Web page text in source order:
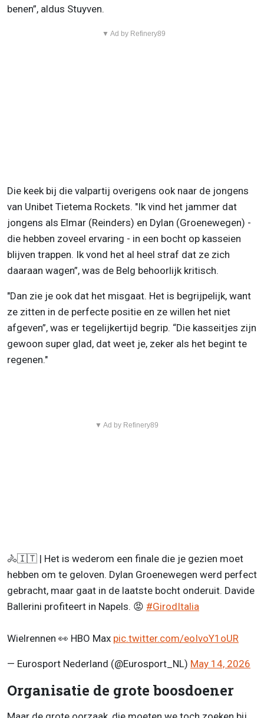
benen”, aldus Stuyven.
▼ Ad by Refinery89
Die keek bij die valpartij overigens ook naar de jongens
van Unibet Tietema Rockets. "Ik vind het jammer dat
jongens als Elmar (Reinders) en Dylan (Groenewegen) -
die hebben zoveel ervaring - in een bocht op kasseien
blijven trappen. Ik vond het al heel straf dat ze zich
daaraan wagen”, was de Belg behoorlijk kritisch.
"Dan zie je ook dat het misgaat. Het is begrijpelijk, want
ze zitten in de perfecte positie en ze willen het niet
afgeven”, was er tegelijkertijd begrip. “Die kasseitjes zijn
gewoon super glad, dat weet je, zeker als het begint te
regenen."
▼ Ad by Refinery89
🚴🇮🇹 | Het is wederom een finale die je gezien moet
hebben om te geloven. Dylan Groenewegen werd perfect
gebracht, maar gaat in de laatste bocht onderuit. Davide
Ballerini profiteert in Napels. 😡 #GirodItalia
Wielrennen 👀 HBO Max pic.twitter.com/eoIvoY1oUR
— Eurosport Nederland (@Eurosport_NL) May 14, 2026
Organisatie de grote boosdoener